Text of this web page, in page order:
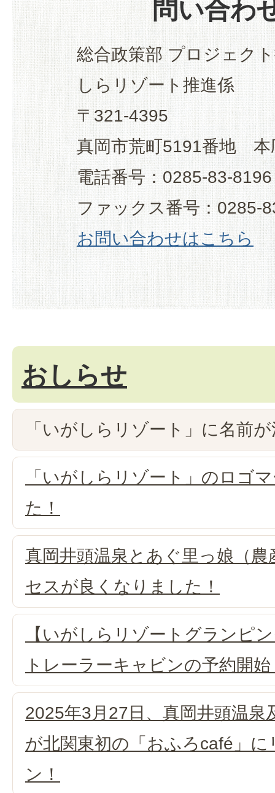
問い合わ
総合政策部 プロジェク
しらリゾート推進係
〒321-4395
真岡市荒町5191番地 本
電話番号：0285-83-8196
ファックス番号：0285-
お問い合わせはこちら
おしらせ
「いがしらリゾート」に名前
「いがしらリゾート」のロゴ
た！
真岡井頭温泉とあぐ里っ娘（
セスが良くなりました！
【いがしらリゾートグランピ
トレーラーキャビンの予約開始
2025年3月27日、真岡井頭温
が北関東初の「おふろcafé」
ン！